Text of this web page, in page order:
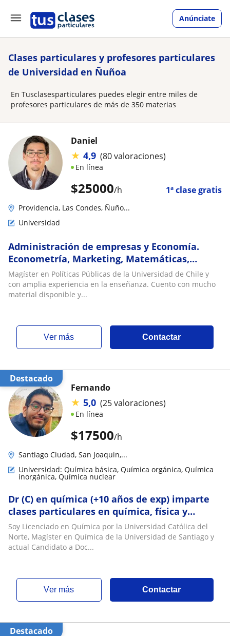
Anúnciate
Clases particulares y profesores particulares
de Universidad en Ñuñoa
En Tusclasesparticulares puedes elegir entre miles de
profesores particulares de más de 350 materias
$25000/h 1ª clase gratis
Daniel
★ 4,9 (80 valoraciones)
En línea
Providencia, Las Condes, Ñuño...
Universidad
Administración de empresas y Economía.
Econometría, Marketing, Matemáticas,
Estadísticas, entre otros
Magíster en Políticas Públicas de la Universidad de Chile y
con amplia experiencia en la enseñanza. Cuento con mucho
material disponible y...
ver más Contactar
Destacado
$17500/h
Fernando
★ 5,0 (25 valoraciones)
En línea
Santiago Ciudad, San Joaquin,...
Universidad: Química básica, Química orgánica, Química
inorgánica, Química nuclear
Dr (C) en química (+10 años de exp) imparte
clases particulares en química, física y
matemática
Soy Licenciado en Química por la Universidad Católica del
Norte, Magíster en Química de la Universidad de Santiago y
actual Candidato a Doc...
ver más Contactar
Destacado